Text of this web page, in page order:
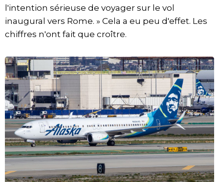
l'intention sérieuse de voyager sur le vol
inaugural vers Rome. » Cela a eu peu d'effet. Les
chiffres n'ont fait que croître.